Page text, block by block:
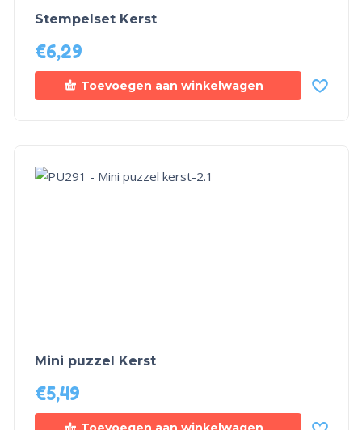
Stempelset Kerst
€6,29
Toevoegen aan winkelwagen
Mini puzzel Kerst
€5,49